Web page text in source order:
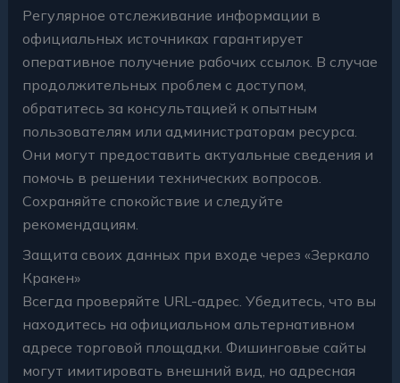
Регулярное отслеживание информации в
официальных источниках гарантирует
оперативное получение рабочих ссылок. В случае
продолжительных проблем с доступом,
обратитесь за консультацией к опытным
пользователям или администраторам ресурса.
Они могут предоставить актуальные сведения и
помочь в решении технических вопросов.
Сохраняйте спокойствие и следуйте
рекомендациям.
Защита своих данных при входе через «Зеркало
Кракен»
Всегда проверяйте URL-адрес. Убедитесь, что вы
находитесь на официальном альтернативном
адресе торговой площадки. Фишинговые сайты
могут имитировать внешний вид, но адресная